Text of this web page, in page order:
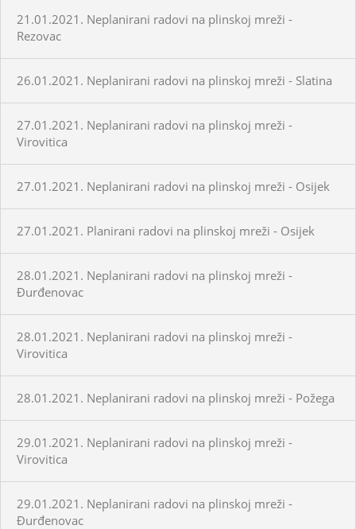
21.01.2021. Neplanirani radovi na plinskoj mreži -
Rezovac
26.01.2021. Neplanirani radovi na plinskoj mreži - Slatina
27.01.2021. Neplanirani radovi na plinskoj mreži -
Virovitica
27.01.2021. Neplanirani radovi na plinskoj mreži - Osijek
27.01.2021. Planirani radovi na plinskoj mreži - Osijek
28.01.2021. Neplanirani radovi na plinskoj mreži -
Đurđenovac
28.01.2021. Neplanirani radovi na plinskoj mreži -
Virovitica
28.01.2021. Neplanirani radovi na plinskoj mreži - Požega
29.01.2021. Neplanirani radovi na plinskoj mreži -
Virovitica
29.01.2021. Neplanirani radovi na plinskoj mreži -
Đurđenovac